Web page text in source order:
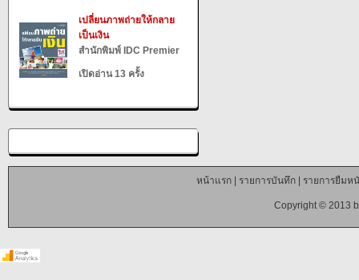
เปลี่ยนภาพถ่ายให้กลาย
เป็นเงิน
สำนักพิมพ์ IDC Premier
เปิดอ่าน 13 ครั้ง
หน้าแรก| รายการบันทึก| รายการยืมห
Copyright © 2013